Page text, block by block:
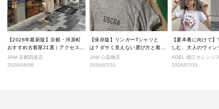
【2026年最新版】京都・河原町
おすすめ古着屋21選｜アクセス良
好な絶対行くべきショップ厳選！
JAM 京都四条店
2026/08/06
【保存版】リンガーTシャツと
は？ダサく見えない選び方と着こ
なし完全ガイド
JAM 心斎橋店
2026/07/31
【夏本番に向けて
しむ、大人のヴィ
ル
ADEL 堀江オレンジ
2026/07/31